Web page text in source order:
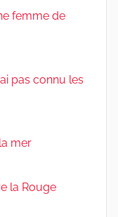
femme de
pas connu les
mer
la Rouge